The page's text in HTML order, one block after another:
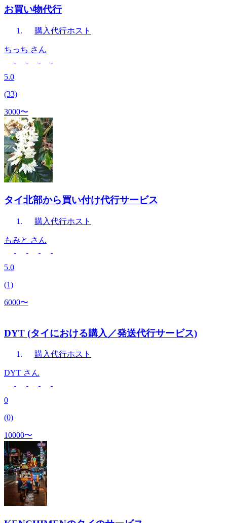
お買い物代行
購入代行ホスト
ちっち さん
5.0
(33)
3000〜
タイ北部から買い付け代行サービス
購入代行ホスト
もみと さん
5.0
(1)
6000〜
DYT (タイにおける購入／発送代行サービス)
購入代行ホスト
DYT さん
0
(0)
10000〜